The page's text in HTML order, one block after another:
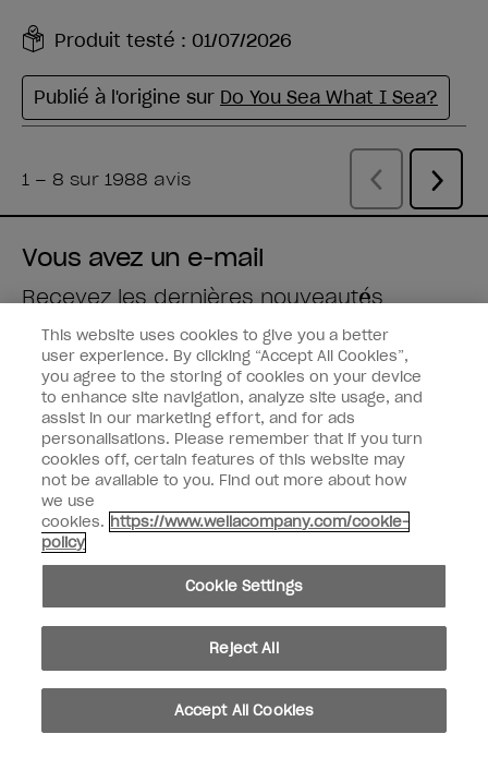
Vous avez un e-mail
Recevez les dernières nouveautés
Saisissez votre adresse e-mail *
Type de client
Fan de vernis
Professionnel
M'INSCRIRE
Informations clients
Connectez-Vous
This website uses cookies to give you a better
user experience. By clicking “Accept All Cookies”,
you agree to the storing of cookies on your device
to enhance site navigation, analyze site usage, and
assist in our marketing effort, and for ads
personalisations. Please remember that if you turn
cookies off, certain features of this website may
not be available to you. Find out more about how
we use
cookies. https://www.wellacompany.com/cookie-
policy
Cookie Settings
Reject All
Accept All Cookies